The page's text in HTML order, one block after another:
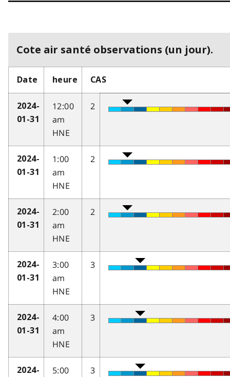
Cote air santé observations (un jour).
Date heure CAS
2024-
01-31
12:00
am
HNE
2
2024-
01-31
1:00
am
HNE
2
2024-
01-31
2:00
am
HNE
2
2024-
01-31
3:00
am
HNE
3
2024-
01-31
4:00
am
HNE
3
2024-
5:00
3